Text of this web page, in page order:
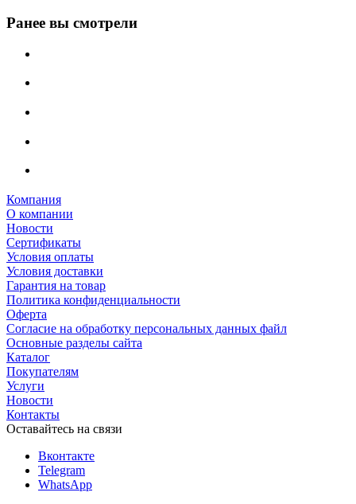
Ранее вы смотрели
Компания
О компании
Новости
Сертификаты
Условия оплаты
Условия доставки
Гарантия на товар
Политика конфиденциальности
Оферта
Согласие на обработку персональных данных файл
Основные разделы сайта
Каталог
Покупателям
Услуги
Новости
Контакты
Оставайтесь на связи
Вконтакте
Telegram
WhatsApp